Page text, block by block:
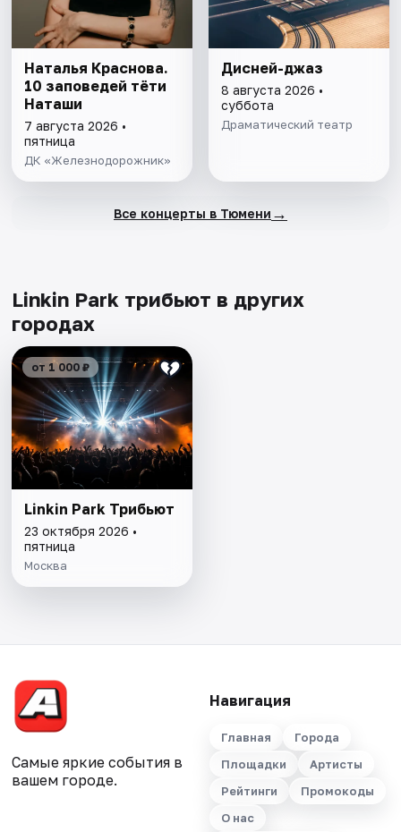
Наталья Краснова.
10 заповедей тёти
Наташи
7 августа 2026 •
пятница
ДК «Железнодорожник»
Дисней-джаз
8 августа 2026 •
суббота
Драматический театр
Все концерты в Тюмени →
Linkin Park трибьют в других
городах
от 1 000 ₽
Linkin Park Трибьют
23 октября 2026 •
пятница
Москва
Самые яркие события в
вашем городе.
Навигация
Главная
Города
Площадки
Артисты
Рейтинги
Промокоды
О нас